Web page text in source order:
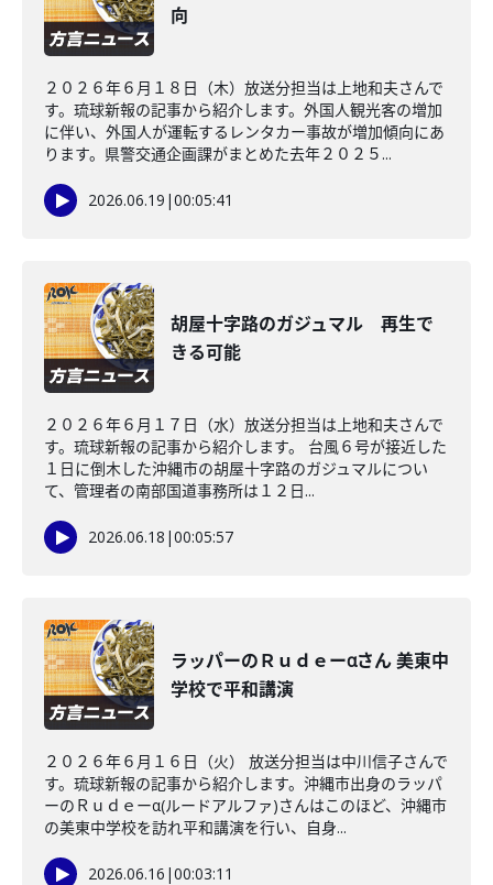
向
２０２６年６月１８日（木）放送分担当は上地和夫さんで
す。琉球新報の記事から紹介します。外国人観光客の増加
に伴い、外国人が運転するレンタカー事故が増加傾向にあ
ります。県警交通企画課がまとめた去年２０２５...
2026.06.19 |00:05:41
胡屋十字路のガジュマル 再生で
きる可能
２０２６年６月１７日（水）放送分担当は上地和夫さんで
す。琉球新報の記事から紹介します。 台風６号が接近した
１日に倒木した沖縄市の胡屋十字路のガジュマルについ
て、管理者の南部国道事務所は１２日...
2026.06.18 |00:05:57
ラッパーのＲｕｄｅーαさん 美東中
学校で平和講演
２０２６年６月１６日（火） 放送分担当は中川信子さんで
す。琉球新報の記事から紹介します。沖縄市出身のラッパ
ーのＲｕｄｅーα(ルードアルファ)さんはこのほど、沖縄市
の美東中学校を訪れ平和講演を行い、自身...
2026.06.16 |00:03:11